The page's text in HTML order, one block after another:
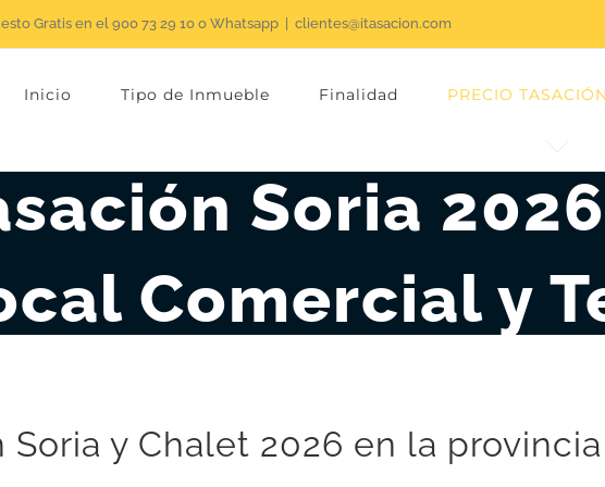
Gratis en el 900 73 29 10 o Whatsapp clientes@itasacion.com
Inicio Tipo de Inmueble Finalidad PRECIO
Soria
Comercial y
Soria y Chalet 2026 en la